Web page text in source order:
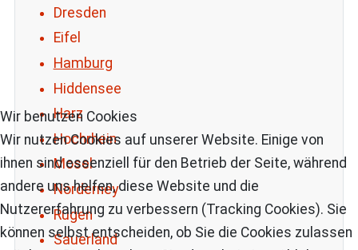
Dresden
Eifel
Hamburg
Hiddensee
Harz
Hochrhein
Mosel
Norderney
Rügen
Sauerland
Wir benutzen Cookies
Wir nutzen Cookies auf unserer Website. Einige von
ihnen sind essenziell für den Betrieb der Seite, während
andere uns helfen, diese Website und die
Nutzererfahrung zu verbessern (Tracking Cookies). Sie
können selbst entscheiden, ob Sie die Cookies zulassen